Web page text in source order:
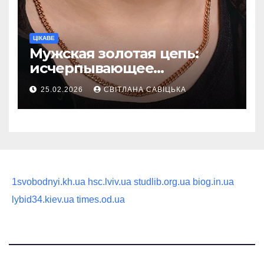
ЦІКАВЕ
Мужская золотая цепь:
исчерпывающее
руководство по выбору
статусного украшения
25.02.2026 СВІТЛАНА САВІЦЬКА
1svobodnyi.kh.ua hsc.lviv.ua studlib.org.ua biog.in.ua
lybid34.kiev.ua times.od.ua